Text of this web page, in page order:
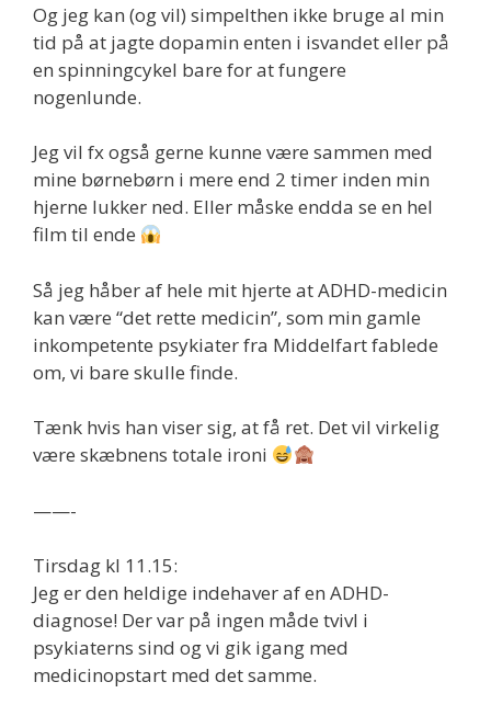
Og jeg kan (og vil) simpelthen ikke bruge al min
tid på at jagte dopamin enten i isvandet eller på
en spinningcykel bare for at fungere
nogenlunde.
Jeg vil fx også gerne kunne være sammen med
mine børnebørn i mere end 2 timer inden min
hjerne lukker ned. Eller måske endda se en hel
film til ende
Så jeg håber af hele mit hjerte at ADHD-medicin
kan være “det rette medicin”, som min gamle
inkompetente psykiater fra Middelfart fablede
om, vi bare skulle finde.
Tænk hvis han viser sig, at få ret. Det vil virkelig
være skæbnens totale ironi
——-
Tirsdag kl 11.15:
Jeg er den heldige indehaver af en ADHD-
diagnose! Der var på ingen måde tvivl i
psykiaterns sind og vi gik igang med
medicinopstart med det samme.